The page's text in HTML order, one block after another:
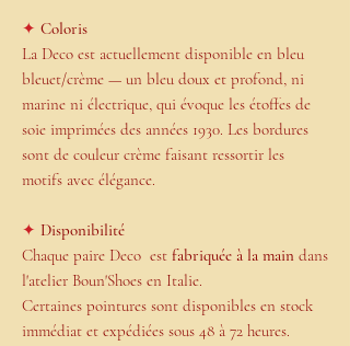
✦ Coloris
La Deco est actuellement disponible en bleu
bleuet/crème — un bleu doux et profond, ni
marine ni électrique, qui évoque les étoffes de
soie imprimées des années 1930. Les bordures
sont de couleur crème faisant ressortir les
motifs avec élégance.
✦ Disponibilité
Chaque paire Deco est fabriquée à la main dans
l'atelier Boun'Shoes en Italie.
Certaines pointures sont disponibles en stock
immédiat et expédiées sous 48 à 72 heures.